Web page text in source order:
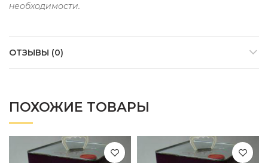
необходимости.
ОТЗЫВЫ (0)
ПОХОЖИЕ ТОВАРЫ